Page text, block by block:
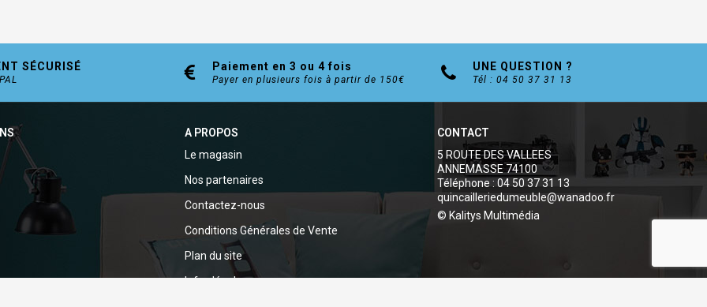
SÉCURISÉ Paiement en 3 ou 4 fois
Payer en plusieurs fois à partir de 150€
UNE QUESTION ?
Tél : 04 50 37 31 13
A PROPOS
Le magasin
Nos partenaires
Contactez-nous
Conditions Générales de Vente
Plan du site
Infos légales
CONTACT
5 ROUTE DES VALLEES
ANNEMASSE 74100
Téléphone : 04 50 37 31 13
quincailleriedumeuble@wanadoo.fr
© Kalitys Multimédia